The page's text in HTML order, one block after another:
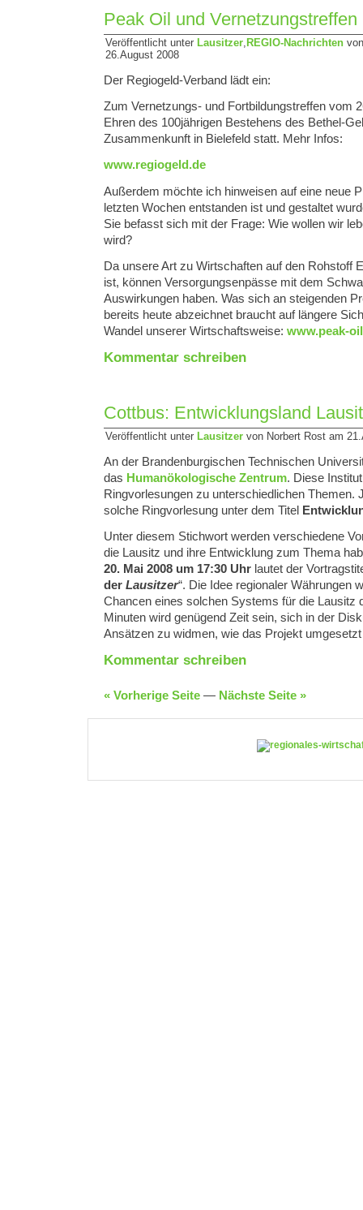
Peak Oil und Vernetzungstreffen
Veröffentlicht unter Lausitzer, REGIO-Nachrichtenvon
26.August 2008
Der Regiogeld-Verband lädt ein:
Zum Vernetzungs- und Fortbildungstreffen vom
Ehren des 100jährigen Bestehens des Bethel-
Zusammenkunft in Bielefeld statt. Mehr Infos:
www.regiogeld.de
Außerdem möchte ich hinweisen auf eine neue
letzten Wochen entstanden ist und gestaltet
Sie befasst sich mit der Frage: Wie wollen wir
wird?
Da unsere Art zu Wirtschaften auf den Rohstoff
ist, können Versorgungsenpässe mit dem
Auswirkungen haben. Was sich an steigenden
bereits heute abzeichnet braucht auf längere
Wandel unserer Wirtschaftsweise: www.peak-
Kommentar schreiben
Cottbus: Entwicklungsland
Veröffentlicht unter Lausitzervon Norbert Rost am
An der Brandenburgischen Technischen
das Humanökologische Zentrum. Diese
Ringvorlesungen zu unterschiedlichen Themen.
solche Ringvorlesung unter dem Titel
Unter diesem Stichwort werden verschiedene
die Lausitz und ihre Entwicklung zum Thema
20. Mai 2008 um 17:30 Uhrlautet der
der Lausitzer“. Die Idee regionaler Währungen
Chancen eines solchen Systems für die Lausitz
Minuten wird genügend Zeit sein, sich in der
Ansätzen zu widmen, wie das Projekt
Kommentar schreiben
« Vorherige Seite— Nächste Seite »